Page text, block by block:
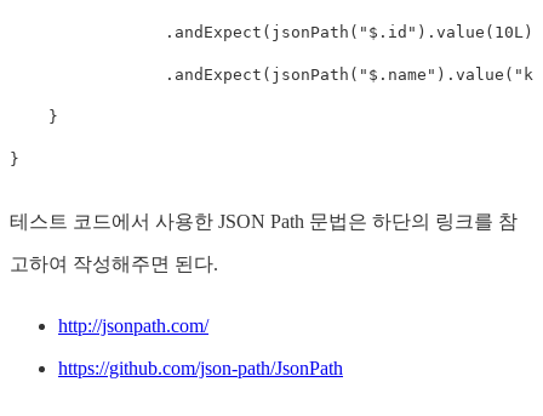
. andExpect ( jsonPath ( "$.id" ) . value ( 10L )
. andExpect ( jsonPath ( "$.name" ) . value (
}
}
테스트 코드에서 사용한 JSON Path 문법은 하단의 링크를 참
고하여 작성해주면 된다.
http://jsonpath.com/
https://github.com/json-path/JsonPath